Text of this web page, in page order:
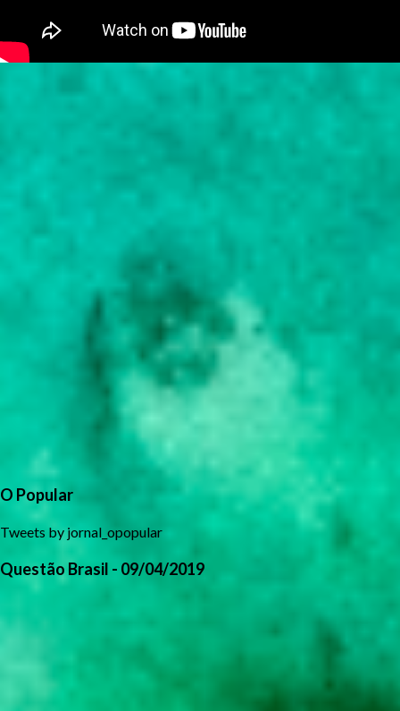
O Popular
Tweets by jornal_opopular
Questão Brasil - 09/04/2019